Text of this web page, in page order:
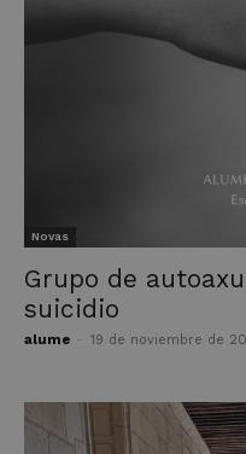
Novas
Grupo de
suicidio
alume 19 de noviembre de